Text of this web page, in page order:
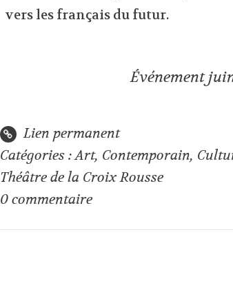
vers les français du futur.
Événement
Lien permanent
Catégories :Art, Contemporain,
Théâtre de la Croix Rousse
0 commentaire